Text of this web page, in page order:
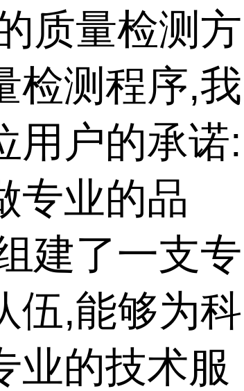
质量检测方
检测程序,我
用户的承诺:
专业的品
建了一支专
伍,能够为科
业的技术服